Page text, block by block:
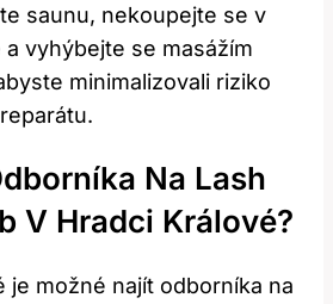
saunu, nekoupejte se v
vyhýbejte se masážím
minimalizovali riziko
Na Lash
V Hradci Králové?
je možné najít odborníka na